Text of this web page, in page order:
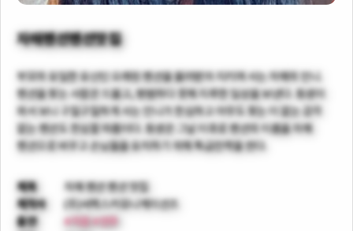
자매펜션펜션맛집
부모의 유일한 유산인 오래된 펜션을 물려받아 지키며 사는 자매의 언니.
펜션을 찾는 사람은 드물고, 평범하다 못해 지루한 일상을 보낸다. 동생이
와서 보니 구질구질하게 사는 언니가 한심하고 아무도 찾는 이 없는 감각
없는 펜션도 한심할 따름이다. 동생은 그날 이후로 펜션의 이름을 자매
펜션으로 바꾸고 손님들을 유치하기 위해 특급전략을 짠다.
제목 자매 펜션 펜션 맛집
제작사 (주)씨맥스커뮤니케이션즈
출연 #지원#연주